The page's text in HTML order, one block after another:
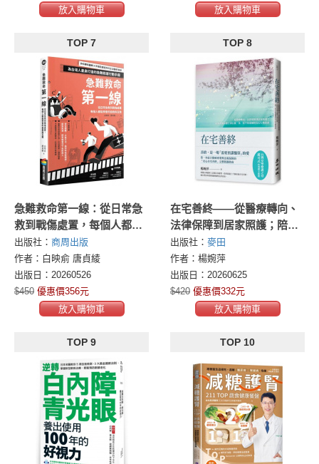
放入購物車
放入購物車
TOP 7
急難救命第一線：從日常急
救到戰傷處置，每個人都能
學會的自救與互救
出版社： 商周出版
作者：白映俞 唐貞綾
出版日：20260526
$450 優惠價356元
放入購物車
TOP 8
在宅善終——從醫療轉向、
法律保障到居家照護；陪你
看懂身體告別信號，第一本
不留遺憾的安心行動指南
出版社： 麥田
作者：楊婉萍
出版日：20260625
$420 優惠價332元
放入購物車
TOP 9 TOP 10